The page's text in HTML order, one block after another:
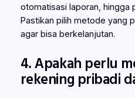
otomatisasi laporan, hingga
Pastikan pilih metode yang
agar bisa berkelanjutan.
4. Apakah perlu
rekening pribadi